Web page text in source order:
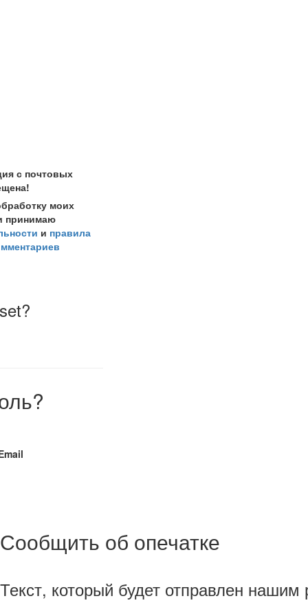
с почтовых
моих
принимаю
и правила
Сообщить об опечатке
Текст, который будет отправлен нашим